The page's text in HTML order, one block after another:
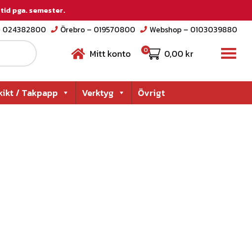
pga. semester.
024382800 Örebro – 019570800 Webshop – 0103039880
Mitt konto 0 0,00 kr
/ Takpapp Verktyg Övrigt